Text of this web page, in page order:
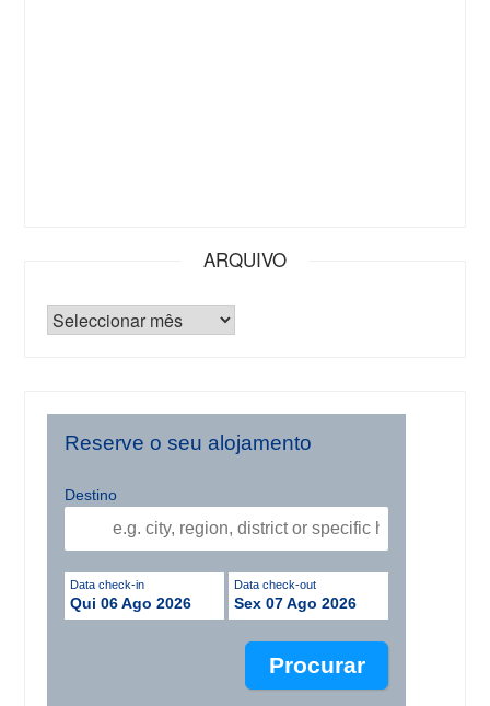
ARQUIVO
Reserve o seu alojamento
Destino
Data check-in
Qui 06 Ago 2026
Data check-out
Sex 07 Ago 2026